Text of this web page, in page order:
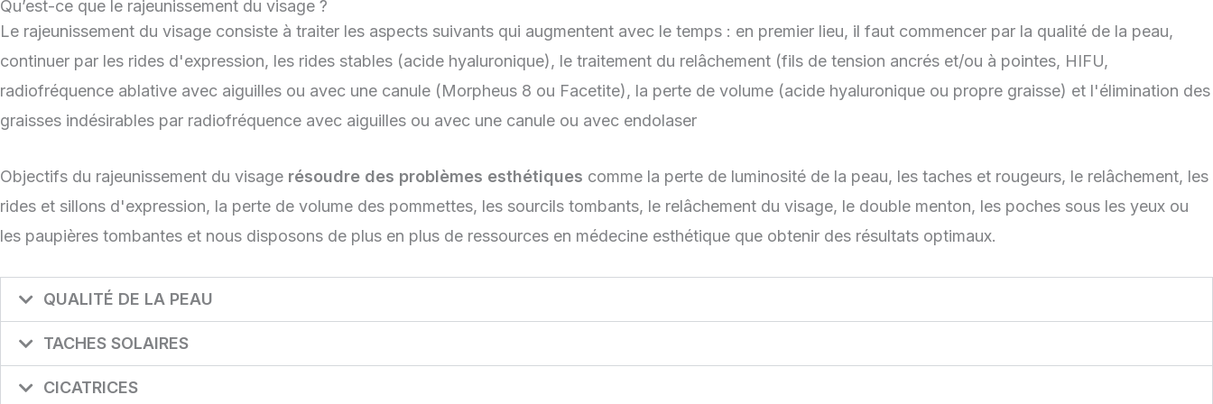
Qu’est-ce que le rajeunissement du visage ?
Le rajeunissement du visage consiste à traiter les aspects suivants qui augmentent avec le temps : en premier lieu, il faut commencer par la qualité de la peau,
continuer par les rides d'expression, les rides stables (acide hyaluronique), le traitement du relâchement (fils de tension ancrés et/ou à pointes, HIFU,
radiofréquence ablative avec aiguilles ou avec une canule (Morpheus 8 ou Facetite), la perte de volume (acide hyaluronique ou propre graisse) et l'élimination des
graisses indésirables par radiofréquence avec aiguilles ou avec une canule ou avec endolaser
Objectifs du rajeunissement du visage résoudre des problèmes esthétiques comme la perte de luminosité de la peau, les taches et rougeurs, le relâchement, les
rides et sillons d'expression, la perte de volume des pommettes, les sourcils tombants, le relâchement du visage, le double menton, les poches sous les yeux ou
les paupières tombantes et nous disposons de plus en plus de ressources en médecine esthétique que obtenir des résultats optimaux.
QUALITÉ DE LA PEAU
TACHES SOLAIRES
CICATRICES